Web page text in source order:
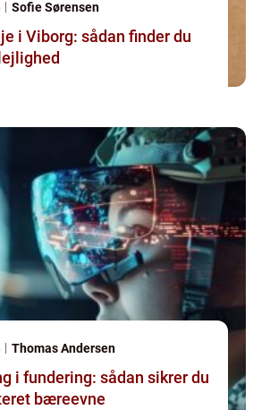
Sofie Sørensen
i Viborg: sådan finder du
Thomas Andersen
i fundering: sådan sikrer du
bæreevne